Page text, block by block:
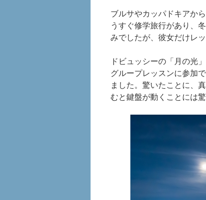
ブルサやカッパドキアか
うすぐ修学旅行があり、
みでしたが、彼女だけレッ
ドビュッシーの「月の光
グループレッスンに参加
ました。驚いたことに、
むと鍵盤が動くことには驚